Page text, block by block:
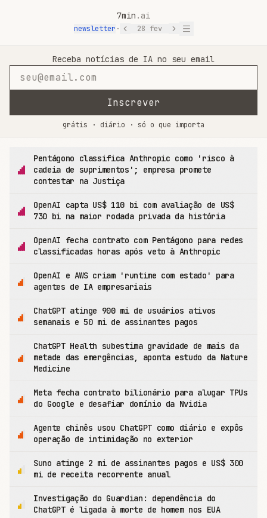
7min .ai
newsletter · 28 fev
7min.ai — Notícias de IA em 7 Minutos
Receba notícias de IA no seu email
Inscrever
grátis · diário · só o que importa
Pentágono classifica Anthropic como 'risco à
cadeia de suprimentos'; empresa promete
contestar na Justiça
OpenAI capta US$ 110 bi com avaliação de US$
730 bi na maior rodada privada da história
OpenAI fecha contrato com Pentágono para redes
classificadas horas após veto à Anthropic
OpenAI e AWS criam 'runtime com estado' para
agentes de IA empresariais
ChatGPT atinge 900 mi de usuários ativos
semanais e 50 mi de assinantes pagos
ChatGPT Health subestima gravidade de mais da
metade das emergências, aponta estudo da Nature
Medicine
Meta fecha contrato bilionário para alugar TPUs
do Google e desafiar domínio da Nvidia
Agente chinês usou ChatGPT como diário e expôs
operação de intimidação no exterior
Suno atinge 2 mi de assinantes pagos e US$ 300
mi de receita recorrente anual
Investigação do Guardian: dependência do
ChatGPT é ligada à morte de homem nos EUA